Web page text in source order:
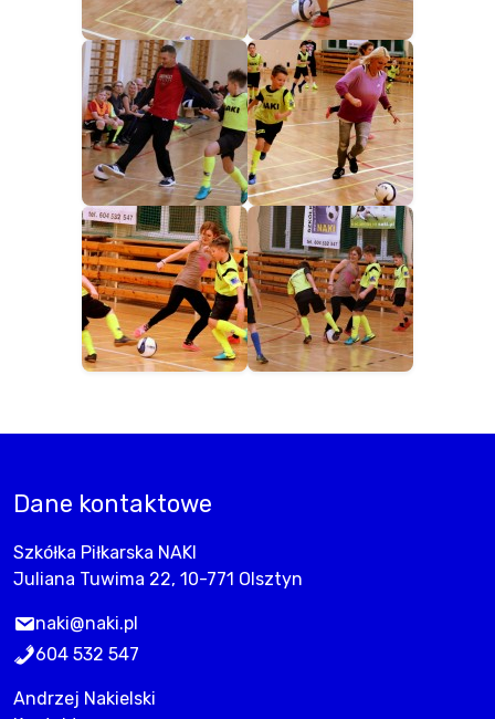
Dane kontaktowe
Szkółka Piłkarska NAKI
Juliana Tuwima 22, 10-771 Olsztyn
naki@naki.pl
604 532 547
Andrzej Nakielski